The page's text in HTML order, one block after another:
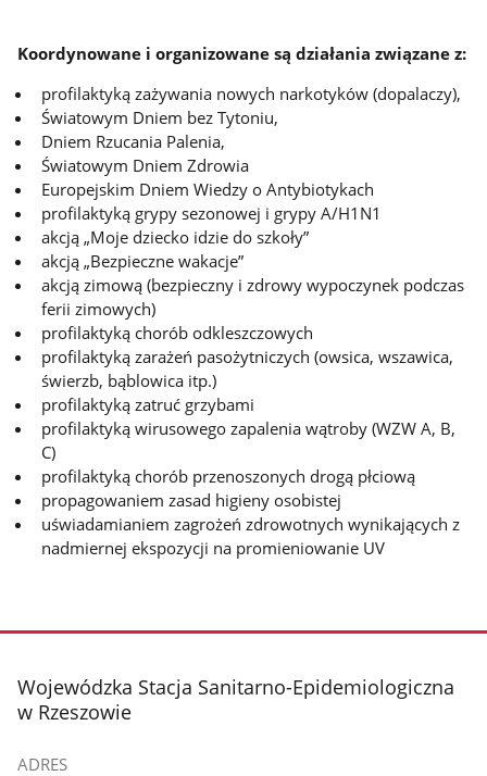
Koordynowane i organizowane są działania związane z:
profilaktyką zażywania nowych narkotyków (dopalaczy),
Światowym Dniem bez Tytoniu,
Dniem Rzucania Palenia,
Światowym Dniem Zdrowia
Europejskim Dniem Wiedzy o Antybiotykach
profilaktyką grypy sezonowej i grypy A/H1N1
akcją „Moje dziecko idzie do szkoły”
akcją „Bezpieczne wakacje”
akcją zimową (bezpieczny i zdrowy wypoczynek podczas
ferii zimowych)
profilaktyką chorób odkleszczowych
profilaktyką zarażeń pasożytniczych (owsica, wszawica,
świerzb, bąblowica itp.)
profilaktyką zatruć grzybami
profilaktyką wirusowego zapalenia wątroby (WZW A, B,
C)
profilaktyką chorób przenoszonych drogą płciową
propagowaniem zasad higieny osobistej
uświadamianiem zagrożeń zdrowotnych wynikających z
nadmiernej ekspozycji na promieniowanie UV
stopka
Wojewódzka Stacja Sanitarno-Epidemiologiczna
w Rzeszowie
ADRES